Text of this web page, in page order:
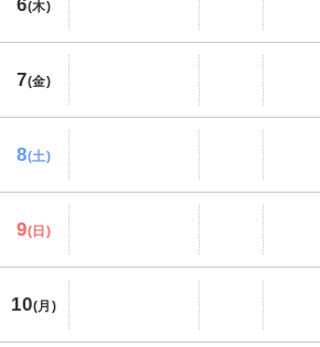
6(木)
7(金)
8(土)
9(日)
10(月)